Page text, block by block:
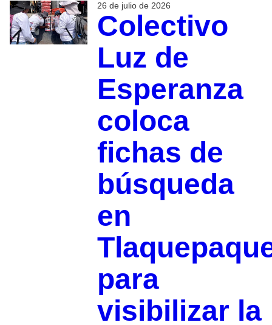
26 de julio de 2026
Colectivo
Luz de
Esperanza
coloca
fichas de
búsqueda
en
para
visibilizar la